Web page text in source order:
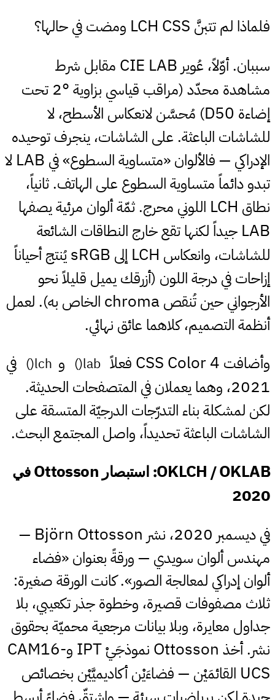
فلماذا لم تتبنَّ CSS
LCH ومضت في حالها؟
سببان. أوّلاً، عُوير CIE LAB مقابل شرط
مشاهدة محدّد (مراقب قياسي بزاوية2° تحت
إضاءة D50) مُحسَّن لانعكاس الأسطح، لا
للشاشات الباعثة. على الشاشات، ينجرف توحيده
الإدراكي — فالألوان «متساوية السطوع» في LAB لا
تبدو دائماً متساوية السطوع على الهاتف. ثانياً،
نطاق LCH اللوني محرج. ثمّة ألوان مرئية يصفها
LAB جيداً لكنها تقع خارج النطاقات الشائعة
للشاشات، وانعكاس LCH إلى sRGBيُنتج أحياناً
إزاحات في درجة اللون (أزرقك يميل قليلاً نحو
الأرجواني حين تُنقصchroma الخاص به). لعمل
أنظمة التصميم، كلاهما عائق نهائي.
وأضافت CSS Color 4 فعلاً lab() و lch() في
2021، وهما يعملان في المتصفحات الحديثة.
لكن لمشكلة بناء التدرّجات الدرجيّة المتسقة على
الشاشات الباعثة تحديداً، واصل المجتمع البحث.
#
OKLAB
/
OKLCH: استبصار Ottossonفي
2020
في ديسمبر 2020، نشر Björn Ottosson
—
مهندس ألوان سويدي — ورقةً بعنوان «فضاء
ألوان إدراكي لمعالجة الصور». كانت الورقة صغيرة:
ثلاث مصفوفات قصيرة، وخطوة جذر تكعيبي، بلا
جداول معايرة، وبلا بيانات مرجعية محميّة بحقوق
نشر. أخذ Ottosson نموذجَيْIPT وCAM16-
UCS القائمَيْن — فضاءَيْن أكاديميَّيْن بخصائص